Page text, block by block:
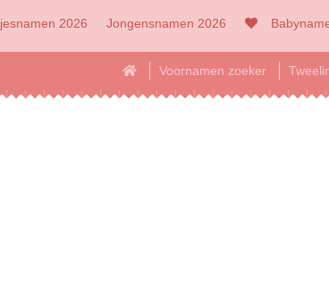
2026 Jongensnamen 2026
Voornamen zoeker